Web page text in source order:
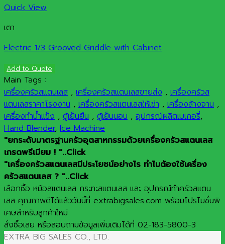
Quick View
เตา
Electric 1/3 Grooved Griddle with Cabinet
Add to Quote
Main Tags :
เครื่องครัวสแตนเลส , เครื่องครัวสแตนเลสขายส่ง , เครื่องครัวส
แตนเลสราคาโรงงาน , เครื่องครัวสแตนเลสให้เช่า , เครื่องล้างจาน ,
เครื่องทำน้ำแข็ง , ตู้เย็นยืน , ตู้เย็นนอน , อุปกรณ์ผลิตเบเกอรี่,
Hand Blender, Ice Machine
"ยกระดับมาตรฐานครัวอุตสาหกรรมด้วยเครื่องครัวสแตนเลส
เกรดพรีเมียม ! "..Click
"เครื่องครัวสแตนเลสมีประโยชน์อย่างไร ทำไมต้องใช้เครื่อง
ครัวสแตนเลส ? "..Click
เลือกซื้อ หม้อสแตนเลส กระทะสแตนเลส และ อุปกรณ์ทำครัวสแตน
เลส คุณภาพดีได้แล้ววันนี้ที่ extrabigsales.com พร้อมโปรโมชั่นพิ
เศษสำหรับลูกค้าใหม่
สั่งซื้อเลย หรือสอบถามข้อมูลเพิ่มเติมได้ที่ 02-183-5800-3
EXTRA BIG SALES CO., LTD.